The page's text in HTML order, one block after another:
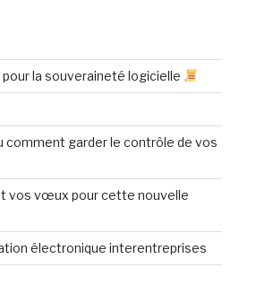
la souveraineté logicielle
comment garder le contrôle de vos
vos vœux pour cette nouvelle
électronique interentreprises